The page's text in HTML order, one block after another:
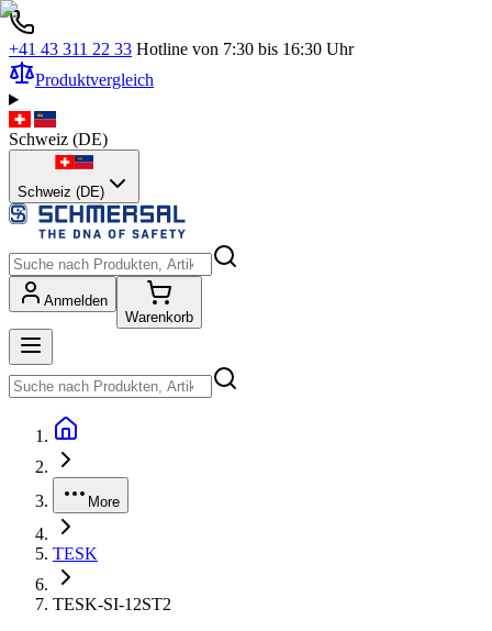
+41 43 311 22 33 Hotline von 7:30 bis 16:30 Uhr
Produktvergleich
Schweiz (DE)
Schweiz (DE)
Anmelden
Warenkorb
More
TESK
TESK-SI-12ST2